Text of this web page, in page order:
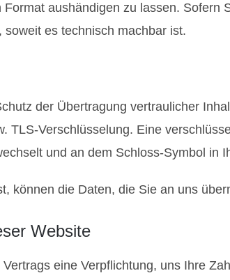
aushändigen zu lassen. Sofern
es technisch machbar ist.
der Übertragung vertraulicher
TLS-Verschlüsselung. Eine
und an dem Schloss-Symbol in
können die Daten, die Sie an uns
Website
eine Verpflichtung, uns Ihre